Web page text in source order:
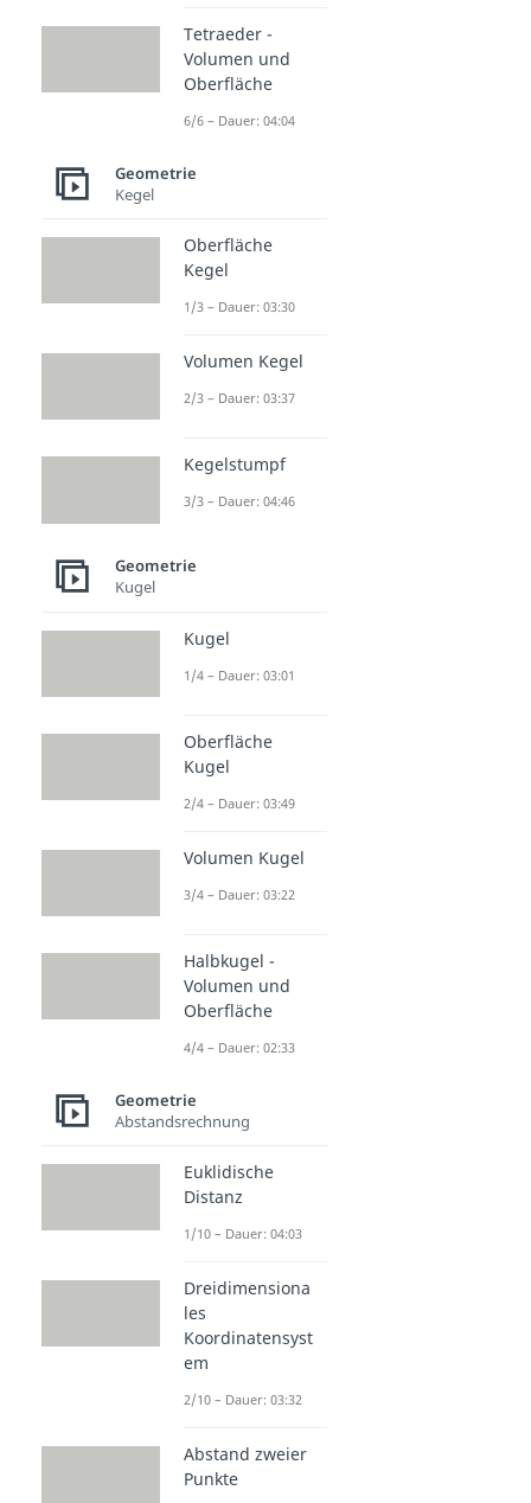
Tetraeder -
Volumen und
Oberfläche
6/6 – Dauer: 04:04
Geometrie
Kegel
Oberfläche
Kegel
1/3 – Dauer: 03:30
Volumen Kegel
2/3 – Dauer: 03:37
Kegelstumpf
3/3 – Dauer: 04:46
Geometrie
Kugel
Kugel
1/4 – Dauer: 03:01
Oberfläche
Kugel
2/4 – Dauer: 03:49
Volumen Kugel
3/4 – Dauer: 03:22
Halbkugel -
Volumen und
Oberfläche
4/4 – Dauer: 02:33
Geometrie
Abstandsrechnung
Euklidische
Distanz
1/10 – Dauer: 04:03
Dreidimensiona
les
Koordinatensyst
em
2/10 – Dauer: 03:32
Abstand zweier
Punkte